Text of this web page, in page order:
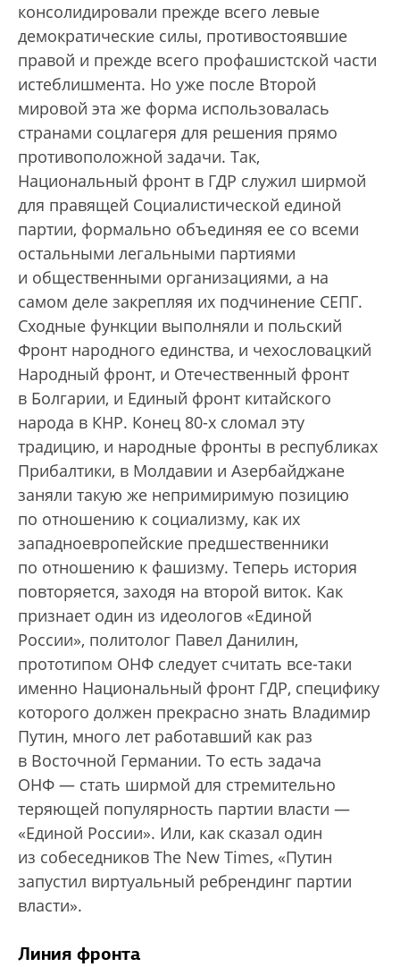
консолидировали прежде всего левые
демократические силы, противостоявшие
правой и прежде всего профашистской части
истеблишмента. Но уже после Второй
мировой эта же форма использовалась
странами соцлагеря для решения прямо
противоположной задачи. Так,
Национальный фронт в ГДР служил ширмой
для правящей Социалистической единой
партии, формально объединяя ее со всеми
остальными легальными партиями
и общественными организациями, а на
самом деле закрепляя их подчинение СЕПГ.
Сходные функции выполняли и польский
Фронт народного единства, и чехословацкий
Народный фронт, и Отечественный фронт
в Болгарии, и Единый фронт китайского
народа в КНР. Конец 80-х сломал эту
традицию, и народные фронты в республиках
Прибалтики, в Молдавии и Азербайджане
заняли такую же непримиримую позицию
по отношению к социализму, как их
западноевропейские предшественники
по отношению к фашизму. Теперь история
повторяется, заходя на второй виток. Как
признает один из идеологов «Единой
России», политолог Павел Данилин,
прототипом ОНФ следует считать все-таки
именно Национальный фронт ГДР, специфику
которого должен прекрасно знать Владимир
Путин, много лет работавший как раз
в Восточной Германии. То есть задача
ОНФ — стать ширмой для стремительно
теряющей популярность партии власти —
«Единой России». Или, как сказал один
из собеседников The New Times, «Путин
запустил виртуальный ребрендинг партии
власти».
Линия фронта